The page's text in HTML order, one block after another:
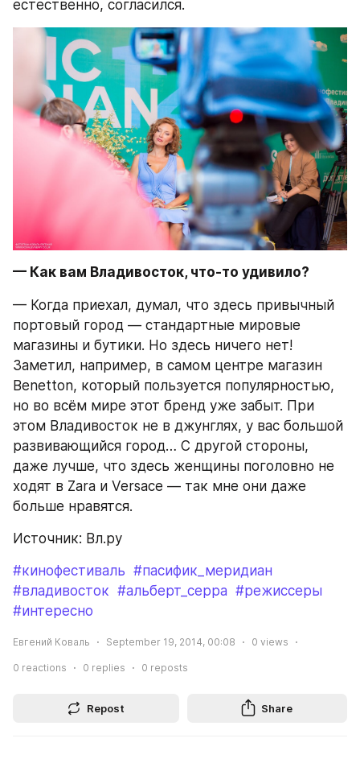
естественно, согласился.
— Как вам Владивосток, что-то удивило?
— Когда приехал, думал, что здесь привычный
портовый город — стандартные мировые
магазины и бутики. Но здесь ничего нет!
Заметил, например, в самом центре магазин
Benetton, который пользуется популярностью,
но во всём мире этот бренд уже забыт. При
этом Владивосток не в джунглях, у вас большой
развивающийся город… С другой стороны,
даже лучше, что здесь женщины поголовно не
ходят в Zara и Versace — так мне они даже
больше нравятся.
Источник: Вл.ру
#кинофестиваль #пасифик_меридиан
#владивосток #альберт_серра #режиссеры
#интересно
Евгений Коваль September 19, 2014, 00:08 0 views
0 reactions 0 replies 0 reposts
Repost Share